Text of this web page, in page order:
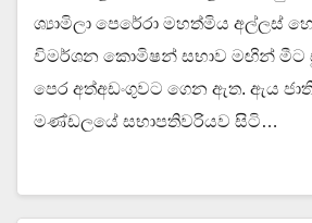
ශ්‍යාමිලා පෙරේරා මහත්මිය අල්ලස්
විමර්ශන කොමිෂන් සභාව මඟින්
පෙර අත්අඩංගුවට ගෙන ඇත. ඇය
මණ්ඩලයේ සභාපතිවරියව සිටි…